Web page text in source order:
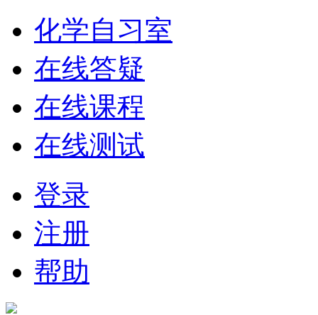
化学自习室
在线答疑
在线课程
在线测试
登录
注册
帮助